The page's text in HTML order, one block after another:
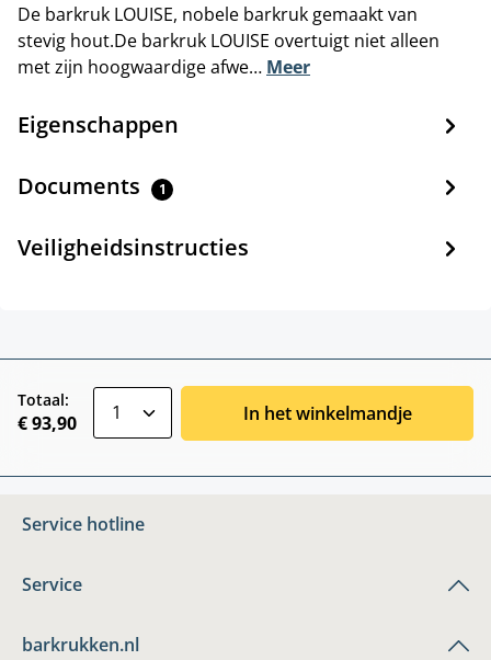
De barkruk LOUISE, nobele barkruk gemaakt van
stevig hout.De barkruk LOUISE overtuigt niet alleen
met zijn hoogwaardige afwe… Meer
Eigenschappen
Documents 1
Veiligheidsinstructies
Totaal:
€ 93,90 In het winkelmandje
Service hotline
Service
barkrukken.nl